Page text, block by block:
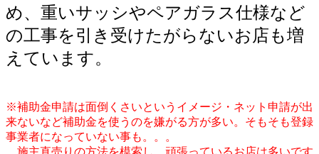
め、重いサッシやペアガラス仕様など
の工事を引き受けたがらないお店も増
えています。
※補助金申請は面倒くさいというイメージ・ネット申請が出
来ないなど補助金を使うのを嫌がる方が多い。そもそも登録
事業者になっていない事も。。。
施主直売りの方法を模索し、頑張っているお店は多いです